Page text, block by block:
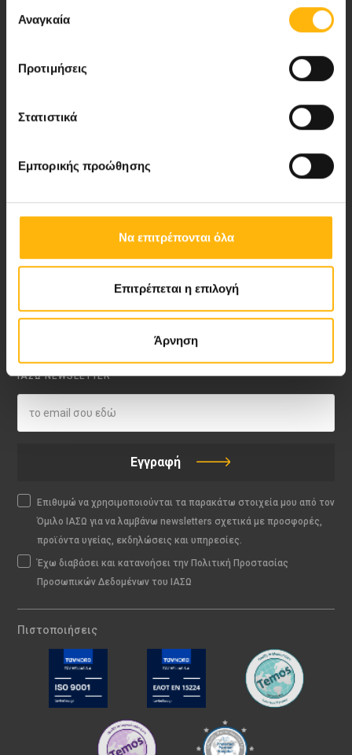
των υπηρεσιών τους.
συγκατάθεσης
Αναγκαία
Προτιμήσεις
Στατιστικά
Εμπορικής προώθησης
Να επιτρέπονται όλα
Επιτρέπεται η επιλογή
Άρνηση
Νέα - Δελτία Τύπου
Blog
Video Gallery
My Life Magazine
Medical Directory
ΑΚΟΛΟΥΘΗΣΤΕ ΜΑΣ
ΙΑΣΩ NEWSLETTER
Εγγραφή
Επιθυμώ να χρησιμοποιούνται τα παρακάτω στοιχεία μου από τον
Όμιλο ΙΑΣΩ για να λαμβάνω newsletters σχετικά με προσφορές,
προϊόντα υγείας, εκδηλώσεις και υπηρεσίες.
Έχω διαβάσει και κατανοήσει την Πολιτική Προστασίας
Προσωπικών Δεδομένων του ΙΑΣΩ
Πιστοποιήσεις